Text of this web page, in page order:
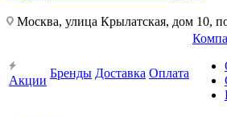
Москва, улица Крылатская, дом 10,
Акции
Бренды Доставка Оплата